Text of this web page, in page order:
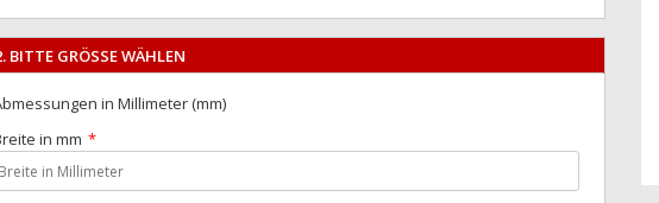
BITTE GRÖSSE WÄHLEN
in Millimeter (mm)
in mm